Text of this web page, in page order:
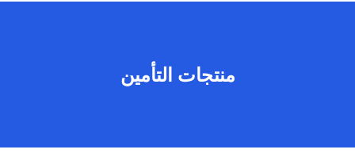
منتجات التأمين